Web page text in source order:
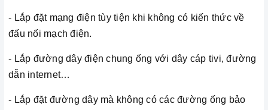
- Lắp đặt mạng điện tùy tiện khi không có kiến thức về
đấu nối mạch điện.
- Lắp đường dây điện chung ống với dây cáp tivi, đường
dẫn internet…
- Lắp đặt đường dây mà không có các đường ống bảo